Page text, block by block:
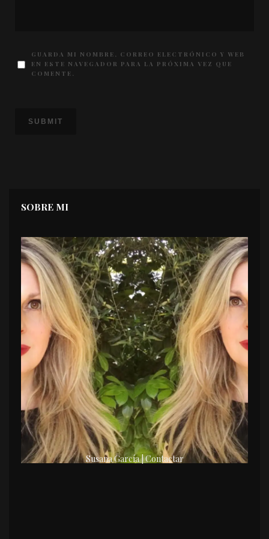
GUARDA MI NOMBRE, CORREO ELECTRÓNICO Y WEB
EN ESTE NAVEGADOR PARA LA PRÓXIMA VEZ QUE
COMENTE.
SOBRE MI
Susana García | Contactar